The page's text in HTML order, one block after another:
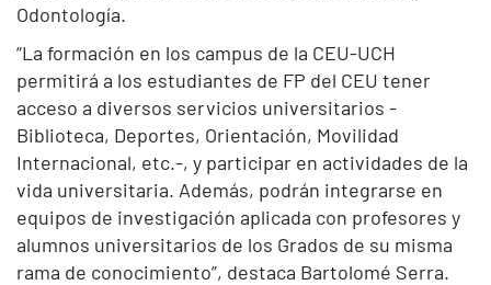
Odontología.
“La formación en los campus de la CEU-UCH
permitirá a los estudiantes de FP del CEU tener
acceso a diversos servicios universitarios -
Biblioteca, Deportes, Orientación, Movilidad
Internacional, etc.-, y participar en actividades de la
vida universitaria. Además, podrán integrarse en
equipos de investigación aplicada con profesores y
alumnos universitarios de los Grados de su misma
rama de conocimiento”, destaca Bartolomé Serra.